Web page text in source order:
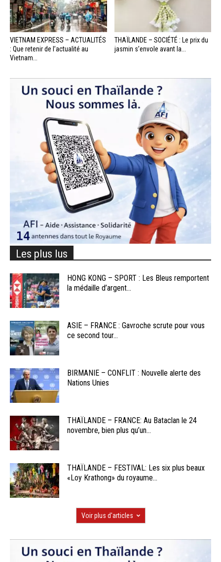
VIETNAM EXPRESS – ACTUALITÉS
: Que retenir de l’actualité au
Vietnam...
THAÏLANDE – SOCIÉTÉ : Le prix du
jasmin s’envole avant la...
Les plus lus
HONG KONG – SPORT : Les Bleus remportent
la médaille d’argent...
ASIE – FRANCE : Gavroche scrute pour vous
ce second tour...
BIRMANIE – CONFLIT : Nouvelle alerte des
Nations Unies
THAÏLANDE – FRANCE: Au Bataclan le 24
novembre, bien plus qu’un...
THAÏLANDE – FESTIVAL: Les six plus beaux
«Loy Krathong» du royaume...
Voir plus d'articles